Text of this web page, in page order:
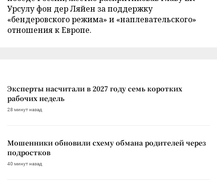
Урсулу фон дер Ляйен за поддержку
«бендеровского режима» и «наплевательского»
отношения к Европе.
Эксперты насчитали в 2027 году семь коротких
рабочих недель
28 минут назад
Мошенники обновили схему обмана родителей через
подростков
40 минут назад